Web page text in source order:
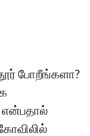
போறீங்களா?
என்பதால்
கோவிலில்